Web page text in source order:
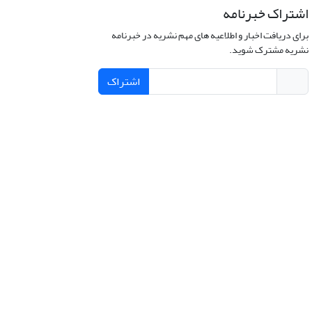
اشتراک خبرنامه
برای دریافت اخبار و اطلاعیه های مهم نشریه در خبرنامه
نشریه مشترک شوید.
اشتراک